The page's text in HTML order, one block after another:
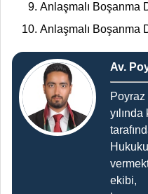
Anlaşmalı Boşanma
Anlaşmalı Boşanma
Av.
ekibi,